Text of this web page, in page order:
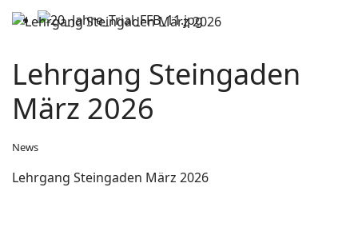
Lehrgang Steingaden
März 2026
News
Lehrgang Steingaden März 2026